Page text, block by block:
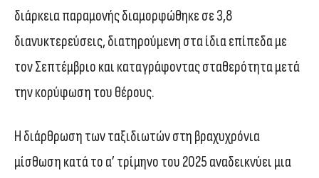
διάρκεια παραμονής διαμορφώθηκε σε 3,8
διανυκτερεύσεις, διατηρούμενη στα ίδια επίπεδα με
τον Σεπτέμβριο και καταγράφοντας σταθερότητα μετά
την κορύφωση του θέρους.
Η διάρθρωση των ταξιδιωτών στη βραχυχρόνια
μίσθωση κατά το α’ τρίμηνο του 2025 αναδεικνύει μια